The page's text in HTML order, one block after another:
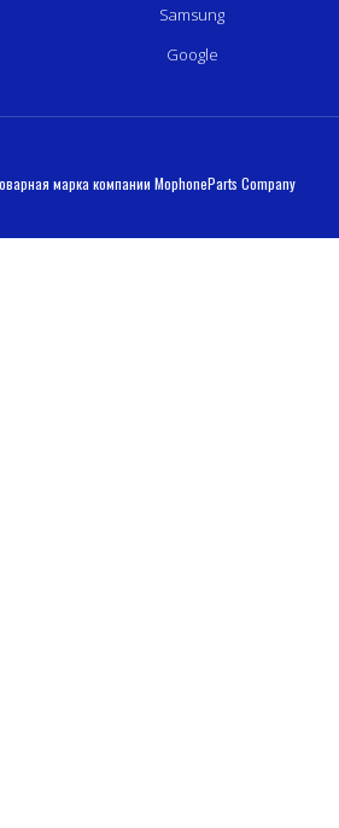
Samsung
Google
марка компании MophoneParts Company